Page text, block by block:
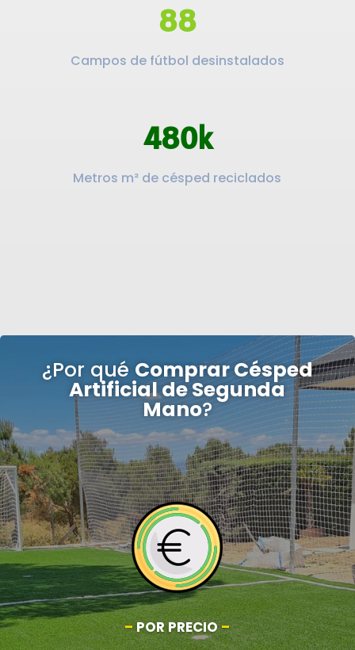
88
Campos de fútbol desinstalados
480k
Metros m² de césped reciclados
¿Por qué Comprar Césped
Artificial de Segunda
Mano?
–POR PRECIO–